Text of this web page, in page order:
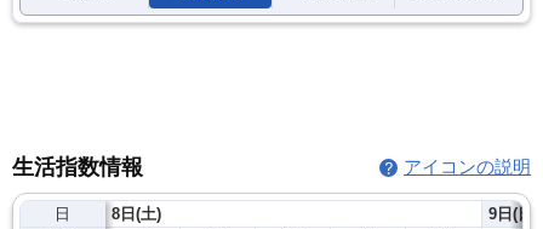
生活指数情報 アイコンの説明
日
8日(土) 9日(日)